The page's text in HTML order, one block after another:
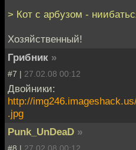
> Кот с арбузом -
Хозяйственный!
Грибник »
#7 | 27.02.08 00:12
Двойники:
http://
.jpg
Punk_UnDeaD »